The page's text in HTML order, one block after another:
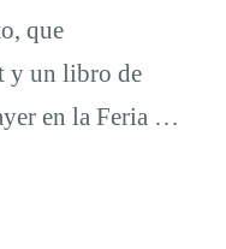
que
y un libro de
en la Feria …